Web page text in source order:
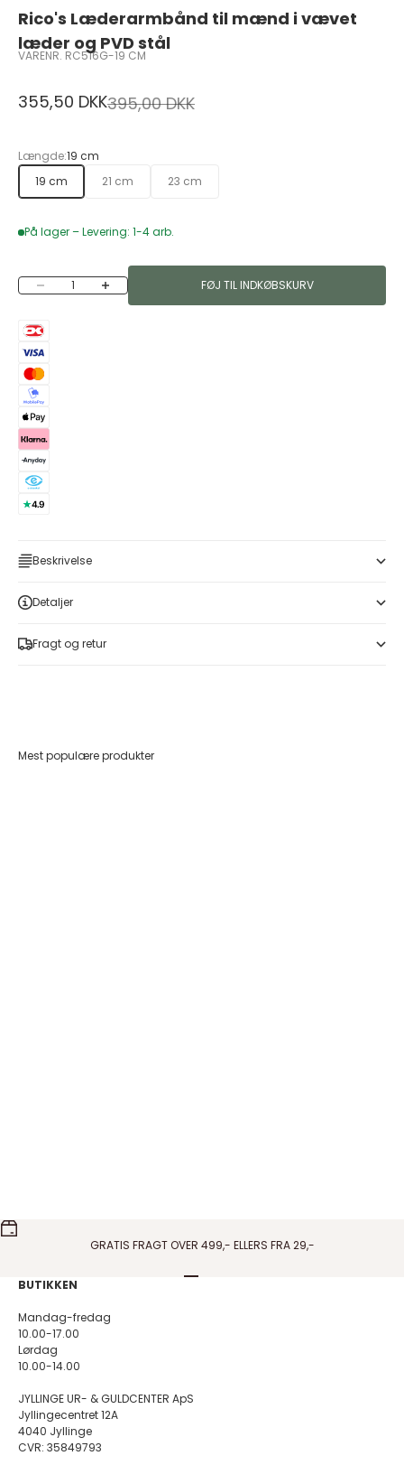
Rico's Læderarmbånd til mænd i vævet
læder og PVD stål
VARENR. RC516G-19 CM
Salgspris
355,50 DKKNormalpris
395,00 DKK
Længde:19 cm
19 cm
21 cm 23 cm
På lager – Levering: 1-4 arb.
Sænk antal Øg antal FØJ TIL INDKØBSKURV
Beskrivelse
Detaljer
Fragt og retur
Mest populære produkter
GRATIS FRAGT OVER 499,- ELLERS FRA 29,-
BUTIKKEN
Mandag-fredag
10.00-17.00
Lørdag
10.00-14.00
JYLLINGE UR- & GULDCENTER ApS
Jyllingecentret 12A
4040 Jyllinge
CVR: 35849793